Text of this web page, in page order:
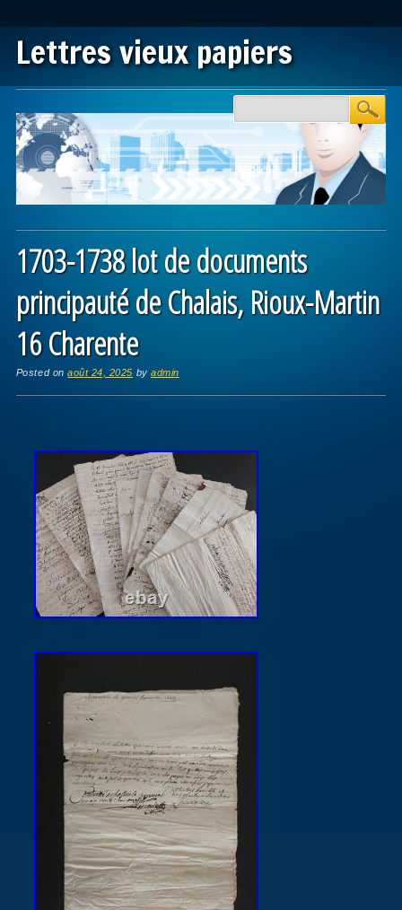
Lettres vieux papiers
Main menu
1703-1738 lot de documents
principauté de Chalais, Rioux-Martin
16 Charente
Posted onaoût 24, 2025 byadmin